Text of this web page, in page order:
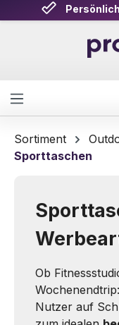
Zum Hauptinhalt
Sortiment
Sporttaschen
Ob
Wochenendtrip:
Nutzer auf